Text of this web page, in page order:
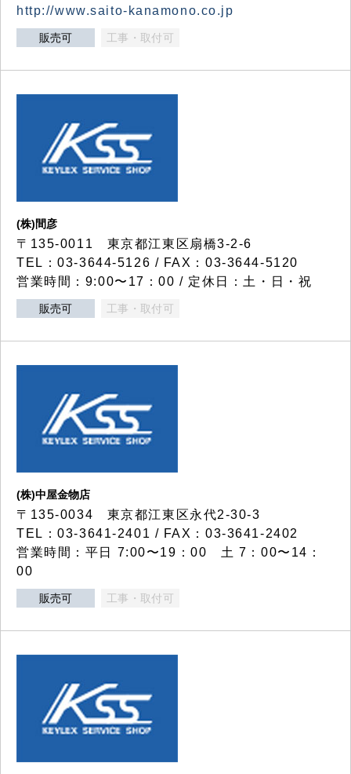
http://www.saito-kanamono.co.jp
販売可 工事・取付可
(株)間彦
〒135-0011 東京都江東区扇橋3-2-6
TEL：03-3644-5126 / FAX：03-3644-5120
営業時間：9:00〜17：00 / 定休日：土・日・祝
販売可 工事・取付可
(株)中屋金物店
〒135-0034 東京都江東区永代2-30-3
TEL：03-3641-2401 / FAX：03-3641-2402
営業時間：平日 7:00〜19：00 土 7：00〜14：
00
販売可 工事・取付可